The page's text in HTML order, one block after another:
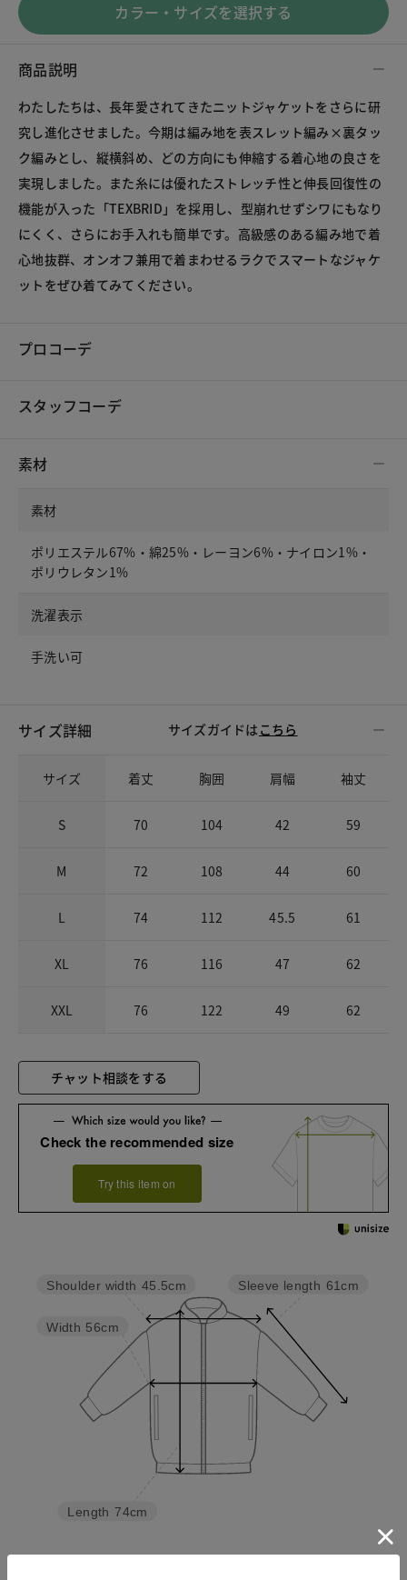
カラー・サイズを選択する
商品説明
わたしたちは、長年愛されてきたニットジャケットをさらに研
究し進化させました。今期は編み地を表スレット編み×裏タッ
ク編みとし、縦横斜め、どの方向にも伸縮する着心地の良さを
実現しました。また糸には優れたストレッチ性と伸長回復性の
機能が入った「TEXBRID」を採用し、型崩れせずシワにもなり
にくく、さらにお手入れも簡単です。高級感のある編み地で着
心地抜群、オンオフ兼用で着まわせるラクでスマートなジャケ
ットをぜひ着てみてください。
プロコーデ
スタッフコーデ
素材
素材
ポリエステル67%・綿25%・レーヨン6%・ナイロン1%・
ポリウレタン1%
洗濯表示
手洗い可
サイズ詳細 サイズガイドは こちら
サイズ 着丈 胸囲 肩幅 袖丈
S 70 104 42 59
M 72 108 44 60
L 74 112 45.5 61
XL 76 116 47 62
XXL 76 122 49 62
チャット相談をする
Check the recommended size
Try this item on
Sleeve length 61cm
Length 74cm
Width 56cm
Shoulder width 45.5cm